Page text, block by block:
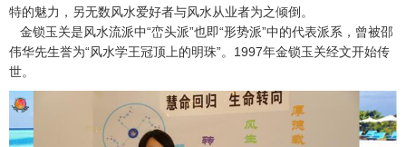
特的魅力，另无数风水爱好者与风水从业者为之倾倒。
金锁玉关是风水流派中“峦头派”也即“形势派”中的代表派系，曾被邵
伟华先生誉为“风水学王冠顶上的明珠”。1997年金锁玉关经文开始传
世。